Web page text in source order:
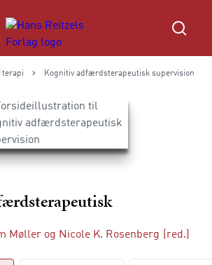
terapi Kognitiv adfærdsterapeutisk supervision
Møller og Nicole K. Rosenberg (red.)